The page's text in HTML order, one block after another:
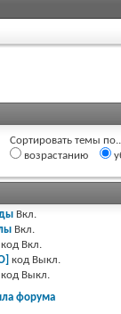
Сортировать темы
возрастанию
Вкл.
Вкл.
код Вкл.
код Выкл.
код Выкл.
форума